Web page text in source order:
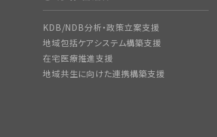
KDB/NDB分析・政策立案支援
地域包括ケアシステム構築支援
在宅医療推進支援
地域共生に向けた連携構築支援